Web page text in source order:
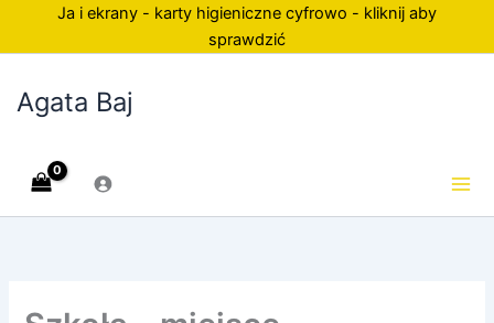
Ja i ekrany - karty higieniczne cyfrowo - kliknij aby
sprawdzić
Agata Baj